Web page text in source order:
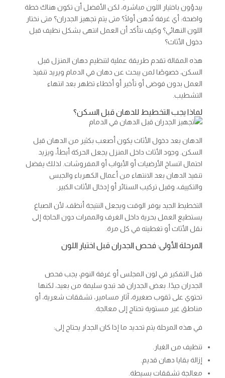
يبدؤون باختيار اللون مباشرة، لكن الأفضل أن تكون هناك خطة
واضحة: أي غرفة تُدهن أولًا؟ متى يتم تجهيز الجدران؟ متى نختار
اللون النهائي؟ وكيف نتأكد أن العمل انتهى بشكل نظيف قبل
دخول الأثاث؟
هذه المقالة تقدم طريقة عملية لتنظيم دهان المنزل قبل
السكن، خصوصًا لمن يبحث عن دهان في الدمام ويريد تنفيذ
العمل بدون فوضى أو تأخير أو أخطاء تظهر بعد انتهاء
التشطيب.
لماذا يجب التخطيط للدهان قبل السكن؟
الدهان بعد دخول الأثاث يكون أصعب بكثير من الدهان قبل
السكن. وجود الأثاث داخل المنزل يجعل الحركة أبطأ، ويزيد
احتمال اتساخ الأرضيات أو الأبواب أو المفروشات. لذلك يفضل
تنفيذ الدهان بعد الانتهاء من أعمال الكهرباء والجبس
والتكييف، وقبل تركيب الستائر أو إدخال الأثاث الكبير.
التخطيط الجيد يوفر الوقت ويجعل النتيجة أنظف، لأن الصباغ
يستطيع العمل بحرية داخل الغرف والممرات دون الحاجة إلى
نقل الأثاث أو تغطيته في كل مرة.
المرحلة الأولى: فحص الجدران قبل اختيار اللون
قبل التفكير في لون المجلس أو غرفة النوم، يجب فحص
الجدران جيدًا. بعض الجدران قد تبدو سليمة من بعيد، لكنها
تحتوي على ثقوب صغيرة، آثار مسامير، تشققات شعرية، أو
مناطق غير مستوية تحتاج إلى معالجة.
في هذه المرحلة يتم تحديد ما إذا كان الجدار يحتاج إلى:
تنظيف من الغبار.
إزالة بقايا دهان قديم.
معالجة تشققات بسيطة.